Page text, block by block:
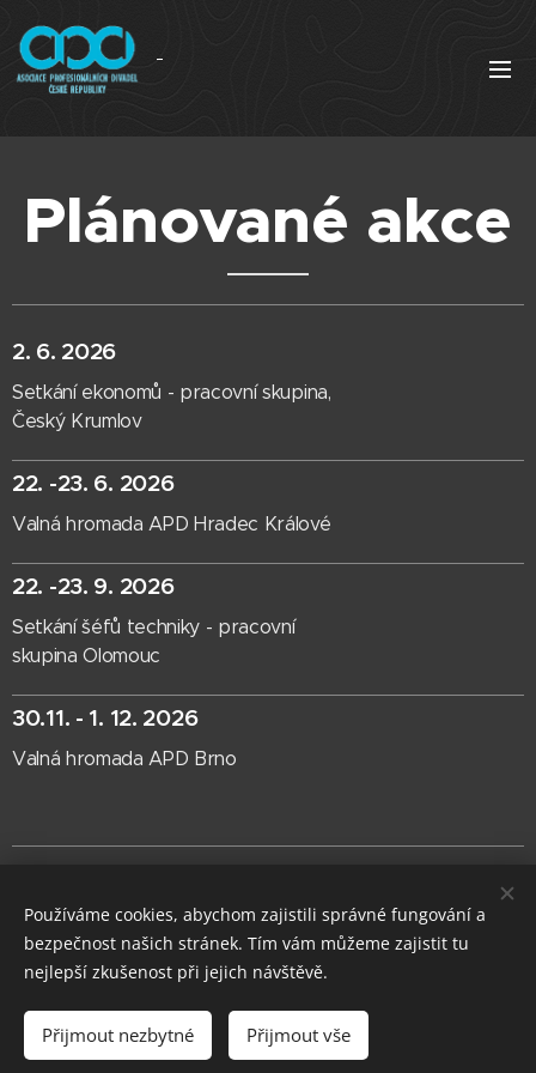
Plánované akce
2. 6. 2026
Setkání ekonomů - pracovní skupina,
Český Krumlov
22. -23. 6. 2026
Valná hromada APD Hradec Králové
22. -23. 9. 2026
Setkání šéfů techniky - pracovní
skupina Olomouc
30.11. - 1. 12. 2026
Valná hromada APD Brno
Asociace profesionálních divadel České republiky
IČO 22682830
datová schránka i5e23dp
Čeština
Používáme cookies, abychom zajistili správné fungování a
bezpečnost našich stránek. Tím vám můžeme zajistit tu
nejlepší zkušenost při jejich návštěvě.
Přijmout nezbytné Přijmout vše